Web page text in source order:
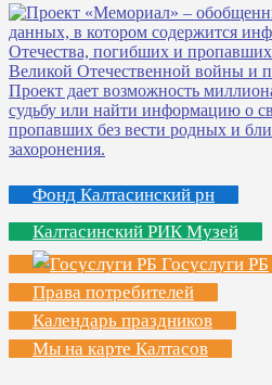
Фонд Калтасинский рн
Калтасинский РИК Музей
Госуслуги РБ
Права потребителей
Календарь праздников
Мы на карте Калтасов